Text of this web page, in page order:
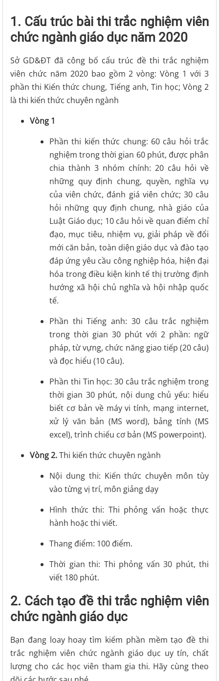
1. Cấu trúc bài thi trắc nghiệm viên
chức ngành giáo dục năm 2020
Sở GD&ĐT đã công bố cấu trúc đề thi trắc nghiệm
viên chức năm 2020 bao gồm 2 vòng: Vòng 1 với 3
phần thi Kiến thức chung, Tiếng anh, Tin học; Vòng 2
là thi kiến thức chuyên ngành
Vòng 1
Phần thi kiến thức chung: 60 câu hỏi trắc
nghiệm trong thời gian 60 phút, được phân
chia thành 3 nhóm chính: 20 câu hỏi về
những quy định chung, quyền, nghĩa vụ
của viên chức, đánh giá viên chức; 30 câu
hỏi những quy định chung, nhà giáo của
Luật Giáo dục; 10 câu hỏi về quan điểm chỉ
đạo, mục tiêu, nhiệm vụ, giải pháp về đổi
mới căn bản, toàn diện giáo dục và đào tạo
đáp ứng yêu cầu công nghiệp hóa, hiện đại
hóa trong điều kiện kinh tế thị trường định
hướng xã hội chủ nghĩa và hội nhập quốc
tế.
Phần thi Tiếng anh: 30 câu trắc nghiệm
trong thời gian 30 phút với 2 phần: ngữ
pháp, từ vựng, chức năng giao tiếp (20 câu)
và đọc hiểu (10 câu).
Phần thi Tin học: 30 câu trắc nghiệm trong
thời gian 30 phút, nội dung chủ yếu: hiểu
biết cơ bản về máy vi tính, mạng internet,
xử lý văn bản (MS word), bảng tính (MS
excel), trình chiếu cơ bản (MS powerpoint).
Vòng 2.Thi kiến thức chuyên ngành
Nội dung thi: Kiến thức chuyên môn tùy
vào từng vị trí, môn giảng dạy
Hình thức thi: Thi phỏng vấn hoặc thực
hành hoặc thi viết.
Thang điểm: 100 điểm.
Thời gian thi: Thi phỏng vấn 30 phút, thi
viết 180 phút.
2. Cách tạo đề thi trắc nghiệm viên
chức ngành giáo dục
Bạn đang loay hoay tìm kiếm phần mềm tạo đề thi
trắc nghiệm viên chức ngành giáo dục uy tín, chất
lượng cho các học viên tham gia thi. Hãy cùng theo